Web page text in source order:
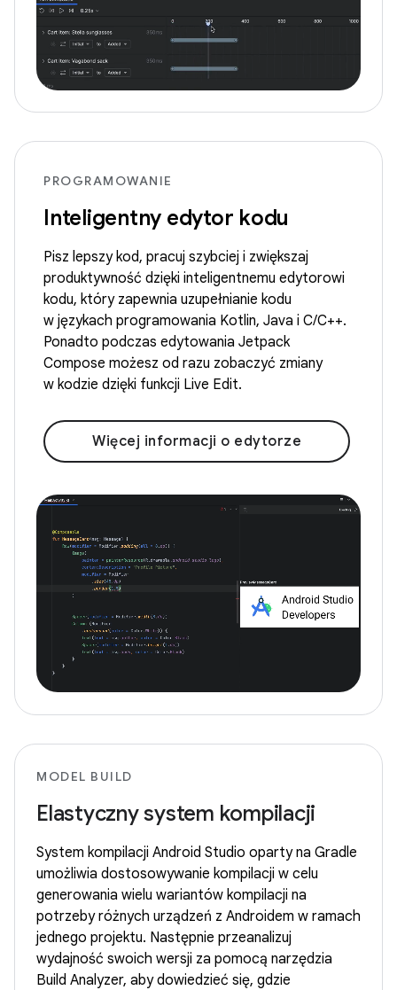
PROGRAMOWANIE
Inteligentny edytor kodu
Pisz lepszy kod, pracuj szybciej i zwiększaj
produktywność dzięki inteligentnemu edytorowi
kodu, który zapewnia uzupełnianie kodu
w językach programowania Kotlin, Java i C/C++.
Ponadto podczas edytowania Jetpack
Compose możesz od razu zobaczyć zmiany
w kodzie dzięki funkcji Live Edit.
Więcej informacji o edytorze
MODEL BUILD
Elastyczny system kompilacji
System kompilacji Android Studio oparty na Gradle
umożliwia dostosowywanie kompilacji w celu
generowania wielu wariantów kompilacji na
potrzeby różnych urządzeń z Androidem w ramach
jednego projektu. Następnie przeanalizuj
wydajność swoich wersji za pomocą narzędzia
Build Analyzer, aby dowiedzieć się, gdzie